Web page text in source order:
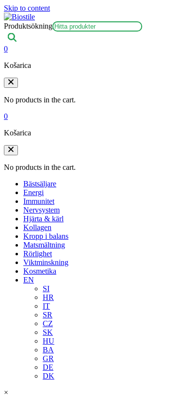
Skip to content
Produktsökning
0
Košarica
No products in the cart.
0
Košarica
No products in the cart.
Bästsäljare
Energi
Immunitet
Nervsystem
Hjärta & kärl
Kollagen
Kropp i balans
Matsmältning
Rörlighet
Viktminskning
Kosmetika
EN
SI
HR
IT
SR
CZ
SK
HU
BA
GR
DE
DK
×